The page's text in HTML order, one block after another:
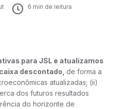
6 min de leitura
para JSL e atualizamos
descontado, de forma a
atualizadas; (ii)
dos futuros resultados
do horizonte de